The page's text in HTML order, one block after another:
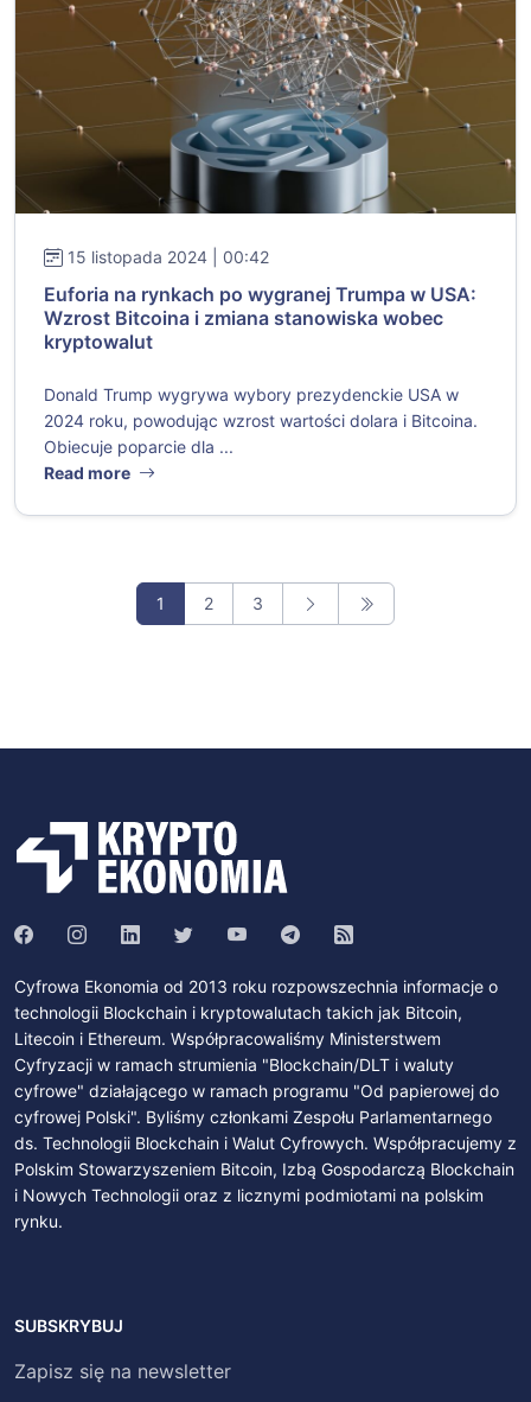
15 listopada 2024 | 00:42
Euforia na rynkach po wygranej Trumpa w USA:
Wzrost Bitcoina i zmiana stanowiska wobec
kryptowalut
Donald Trump wygrywa wybory prezydenckie USA w
2024 roku, powodując wzrost wartości dolara i Bitcoina.
Obiecuje poparcie dla ...
Read more
1 2 3
Cyfrowa Ekonomia od 2013 roku rozpowszechnia informacje o
technologii Blockchain i kryptowalutach takich jak Bitcoin,
Litecoin i Ethereum. Współpracowaliśmy Ministerstwem
Cyfryzacji w ramach strumienia "Blockchain/DLT i waluty
cyfrowe" działającego w ramach programu "Od papierowej do
cyfrowej Polski". Byliśmy członkami Zespołu Parlamentarnego
ds. Technologii Blockchain i Walut Cyfrowych. Współpracujemy z
Polskim Stowarzyszeniem Bitcoin, Izbą Gospodarczą Blockchain
i Nowych Technologii oraz z licznymi podmiotami na polskim
rynku.
SUBSKRYBUJ
Zapisz się na newsletter